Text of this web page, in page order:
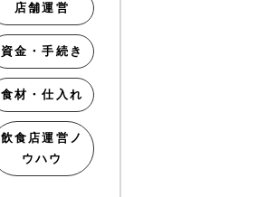
店舗運営
資金・手続き
食材・仕入れ
飲食店運営ノ
ウハウ